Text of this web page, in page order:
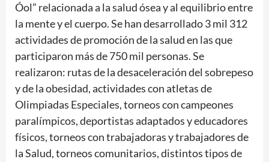
Óol” relacionada a la salud ósea y al equilibrio entre
la mente y el cuerpo. Se han desarrollado 3 mil 312
actividades de promoción de la salud en las que
participaron más de 750 mil personas. Se
realizaron: rutas de la desaceleración del sobrepeso
y de la obesidad, actividades con atletas de
Olimpiadas Especiales, torneos con campeones
paralímpicos, deportistas adaptados y educadores
físicos, torneos con trabajadoras y trabajadores de
la Salud, torneos comunitarios, distintos tipos de